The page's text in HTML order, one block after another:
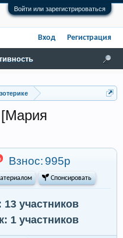
Войти или зарегистрироваться
Взнос: 995р
 Спонсировать
участников
1 участников
Вход Регистрация